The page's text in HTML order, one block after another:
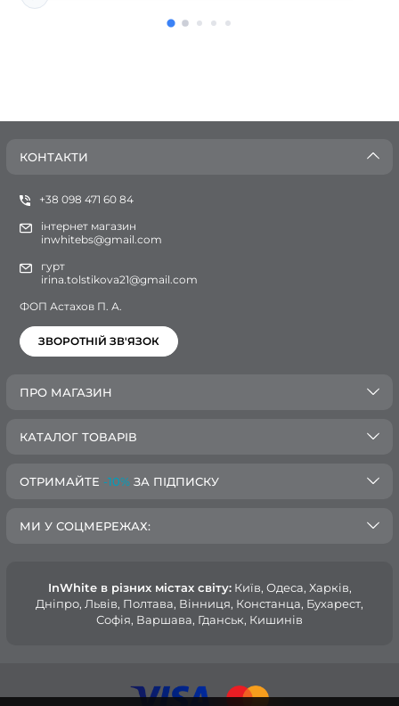
КОНТАКТИ
+38 098 471 60 84
інтернет магазин
inwhitebs@gmail.com
гурт
irina.tolstikova21@gmail.com
ФОП Астахов П. А.
ЗВОРОТНІЙ ЗВ'ЯЗОК
ПРО МАГАЗИН
КАТАЛОГ ТОВАРІВ
ОТРИМАЙТЕ -10% ЗА ПІДПИСКУ
МИ У СОЦМЕРЕЖАХ:
InWhite в різних містах світу:Київ, Одеса, Харків,
Дніпро, Львів, Полтава, Вінниця, Констанца, Бухарест,
Софія, Варшава, Гданськ, Кишинів